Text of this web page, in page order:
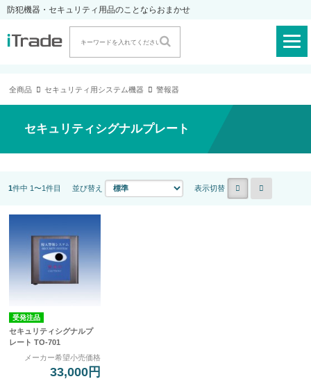
防犯機器・セキュリティ用品のことならおまかせ
全商品 セキュリティ用システム機器 警報器
セキュリティシグナルプレート
1件中 1〜1件目 並び替え 表示切替
受発注品
セキュリティシグナルプ
レート TO-701
メーカー希望小売価格
33,000円